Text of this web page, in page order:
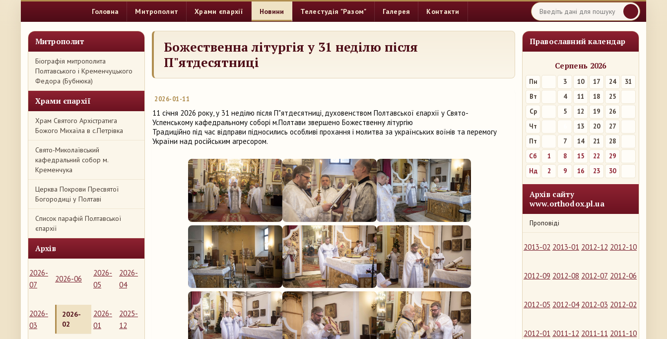
Головна Митрополит Храми єпархії Новини Телестудія "Разом" Галерея Контакти
Митрополит
Біографія митрополита
Полтавського і Кременчуцького
Федора (Бубнюка)
Храми єпархії
Храм Святого Архістратига
Божого Михаїла в с.Петрівка
Свято-Миколаївський
кафедральний собор м.
Кременчука
Церква Покрови Пресвятої
Богородиці у Полтаві
Список парафій Полтавської
єпархії
Архів
2026-
07
2026-06
2026-
05
2026-
04
2026-
03
2026-
02
2026-
01
2025-
12
Православний календар
Серпень 2026
Пн 3 10 17 24
31
Вт
4 11 18
25
Ср
5 12 19
26
Чт
13 20
27
Пт
7 14 21
28
Сб
1 8 15 22
29
Нд
2 9 16 23 30
Архів сайту
www.orthodox.pl.ua
Проповіді
2013-02 2013-01 2012-12 2012-10
2012-09 2012-08 2012-07 2012-06
2012-05 2012-04 2012-03 2012-02
2012-01 2011-12 2011-11 2011-10
Божественна літургія у 31 неділю після
П"ятдесятниці
2026-01-11
11 січня 2026 року, у 31 неділю після П"ятдесятниці, духовенством Полтавської єпархії у Свято-
Успенському кафедральному соборі м.Полтави звершено Божественну літургію
Традиційно під час відправи підносились особливі прохання і молитва за українських воїнів та перемогу
України над російським агресором.